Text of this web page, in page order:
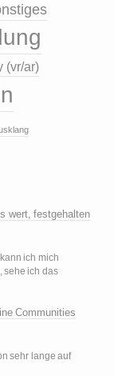
(vr/ar)
wert, festgehalten
ich mich
sehe ich das
Communities
sehr lange auf